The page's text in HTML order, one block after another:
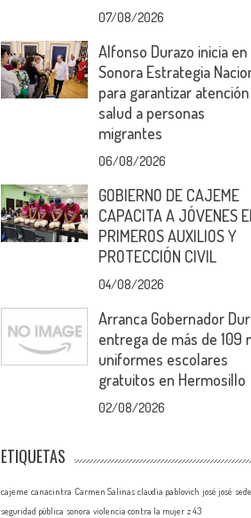
07/08/2026
Alfonso Durazo inicia en
Sonora Estrategia
para garantizar
salud a personas
migrantes
06/08/2026
GOBIERNO DE CAJEME
CAPACITA A JÓVENES
PRIMEROS AUXILIOS Y
PROTECCIÓN CIVIL
04/08/2026
Arranca Gobernador
entrega de más de 109
uniformes escolares
gratuitos en Hermosillo
02/08/2026
ETIQUETAS
cajeme canacintra Carmen Salinas claudia pablovich josé josé
seguridad pública sonora violencia contra la mujer z 43